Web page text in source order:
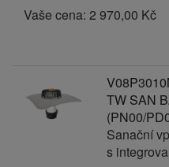
Vaše cena: 2 970,00 Kč
TW SAN
(PN00/
Sanační
s